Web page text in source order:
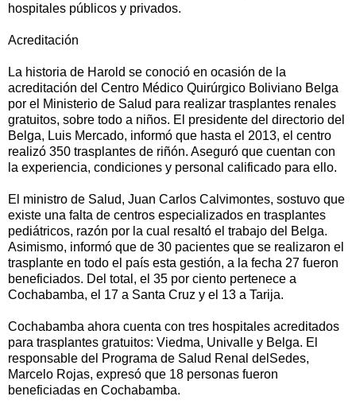
hospitales públicos y privados.
Acreditación
La historia de Harold se conoció en ocasión de la
acreditación del Centro Médico Quirúrgico Boliviano Belga
por el Ministerio de Salud para realizar trasplantes renales
gratuitos, sobre todo a niños. El presidente del directorio del
Belga, Luis Mercado, informó que hasta el 2013, el centro
realizó 350 trasplantes de riñón. Aseguró que cuentan con
la experiencia, condiciones y personal calificado para ello.
El ministro de Salud, Juan Carlos Calvimontes, sostuvo que
existe una falta de centros especializados en trasplantes
pediátricos, razón por la cual resaltó el trabajo del Belga.
Asimismo, informó que de 30 pacientes que se realizaron el
trasplante en todo el país esta gestión, a la fecha 27 fueron
beneficiados. Del total, el 35 por ciento pertenece a
Cochabamba, el 17 a Santa Cruz y el 13 a Tarija.
Cochabamba ahora cuenta con tres hospitales acreditados
para trasplantes gratuitos: Viedma, Univalle y Belga. El
responsable del Programa de Salud Renal delSedes,
Marcelo Rojas, expresó que 18 personas fueron
beneficiadas en Cochabamba.